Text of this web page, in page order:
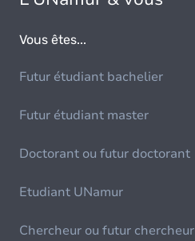
Vous êtes...
Futur étudiant bachelier
Futur étudiant master
Doctorant ou futur doctorant
Etudiant UNamur
Chercheur ou futur chercheur